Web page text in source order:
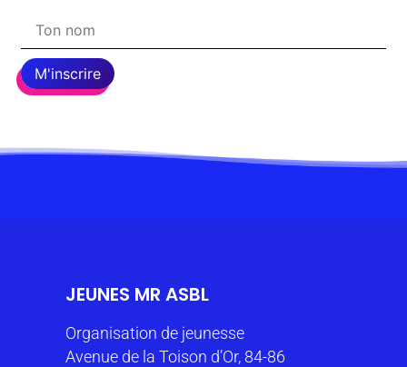
M'inscrire
JEUNES MR ASBL
Organisation de jeunesse
Avenue de la Toison d’Or, 84-86